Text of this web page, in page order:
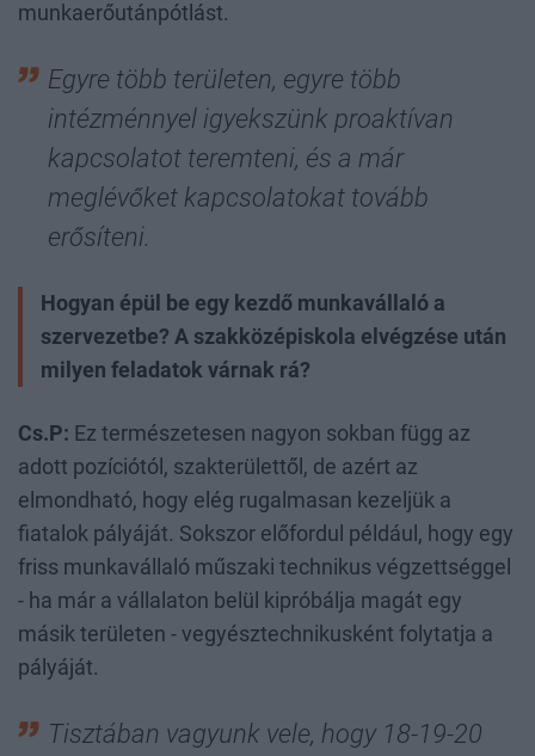
munkaerőutánpótlást.
Egyre több területen, egyre több
intézménnyel igyekszünk proaktívan
kapcsolatot teremteni, és a már
meglévőket kapcsolatokat tovább
erősíteni.
Hogyan épül be egy kezdő munkavállaló a
szervezetbe? A szakközépiskola elvégzése után
milyen feladatok várnak rá?
Cs.P: Ez természetesen nagyon sokban függ az
adott pozíciótól, szakterülettől, de azért az
elmondható, hogy elég rugalmasan kezeljük a
fiatalok pályáját. Sokszor előfordul például, hogy egy
friss munkavállaló műszaki technikus végzettséggel
- ha már a vállalaton belül kipróbálja magát egy
másik területen - vegyésztechnikusként folytatja a
pályáját.
Tisztában vagyunk vele, hogy 18-19-20